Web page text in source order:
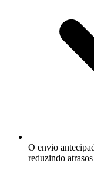
O envio
reduzindo